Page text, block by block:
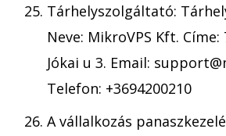
Tárhelyszolgáltató:
Neve: MikroVPS Kft. Címe:
Jókai u 3. Email:
Telefon: +3694200210
A vállalkozás